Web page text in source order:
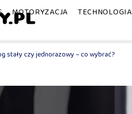
MOTORYZACJA TECHNOLOGIA
stały czy jednorazowy – co wybrać?